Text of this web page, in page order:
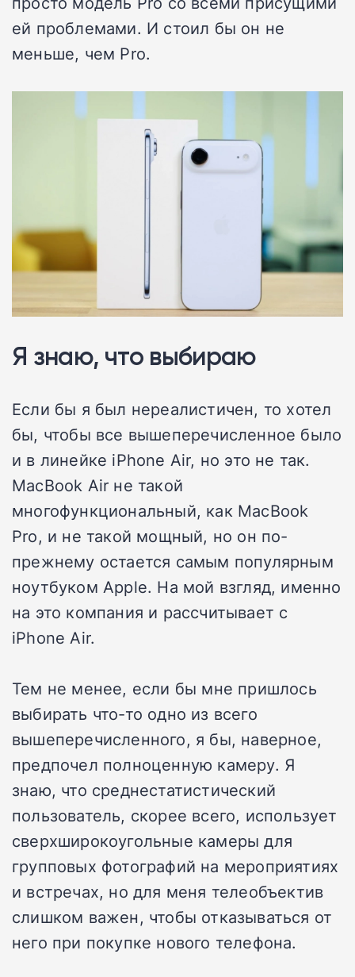
ей проблемами. И стоил бы он не
меньше, чем Pro.
Я знаю, что выбираю
Если бы я был нереалистичен, то хотел
бы, чтобы все вышеперечисленное было
и в линейке iPhone Air, но это не так.
MacBook Air не такой
многофункциональный, как MacBook
Pro, и не такой мощный, но он по-
прежнему остается самым популярным
ноутбуком Apple. На мой взгляд, именно
на это компания и рассчитывает с
iPhone Air.
Тем не менее, если бы мне пришлось
выбирать что-то одно из всего
вышеперечисленного, я бы, наверное,
предпочел полноценную камеру. Я
знаю, что среднестатистический
пользователь, скорее всего, использует
сверхширокоугольные камеры для
групповых фотографий на мероприятиях
и встречах, но для меня телеобъектив
слишком важен, чтобы отказываться от
него при покупке нового телефона.